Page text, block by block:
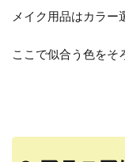
メイク用品はカラー
ここで似合う色をそ